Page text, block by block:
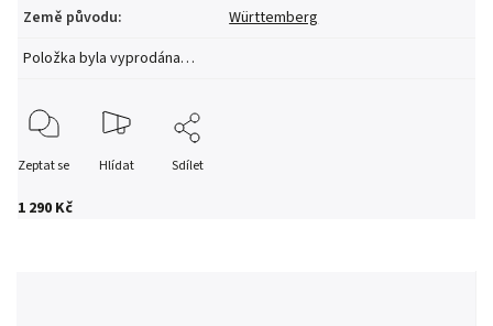
1 290 Kč
Země původu:
Württemberg
Položka byla vyprodána…
Zeptat se Hlídat Sdílet